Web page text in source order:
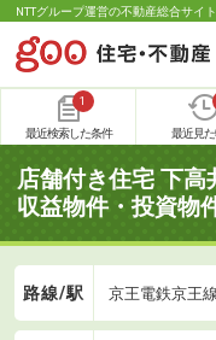
NTTグループ運営の不動産総合サイ
1
最近検索した条件 最近見
店舗付き住宅 下高
収益物件・投資物
路線/駅 京王電鉄京王